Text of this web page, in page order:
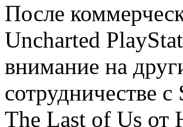
После
Uncharted
внимание на
сотрудничестве
The Last of Us от